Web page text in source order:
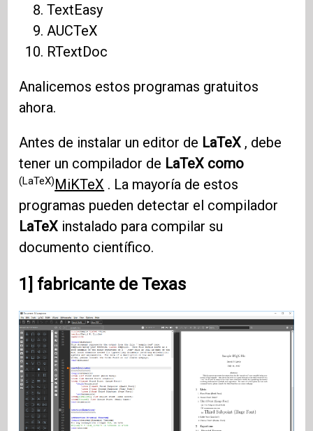
TextEasy
AUCTeX
RTextDoc
Analicemos estos programas gratuitos
ahora.
Antes de instalar un editor de LaTeX , debe
tener un compilador de LaTeX como
(LaTeX)MiKTeX . La mayoría de estos
programas pueden detectar el compilador
LaTeX instalado para compilar su
documento científico.
1] fabricante de Texas